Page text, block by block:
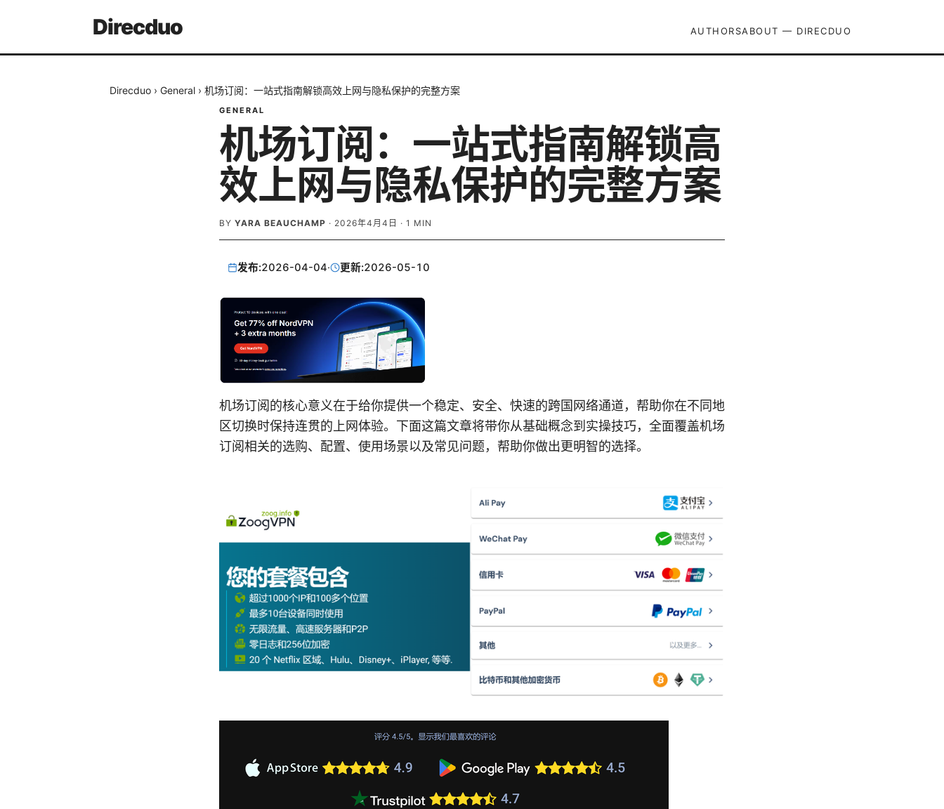
Direcduo AUTHORSABOUT — DIRECDUO
Direcduo › General › 机场订阅：一站式指南解锁高效上网与隐私保护的完整方案
GENERAL
机场订阅：一站式指南解锁高
效上网与隐私保护的完整方案
BY YARA BEAUCHAMP · 2026年4月4日 · 1 MIN
发布:2026-04-04· 更新:2026-05-10
机场订阅的核心意义在于给你提供一个稳定、安全、快速的跨国网络通道，帮助你在不同地
区切换时保持连贯的上网体验。下面这篇文章将带你从基础概念到实操技巧，全面覆盖机场
订阅相关的选购、配置、使用场景以及常见问题，帮助你做出更明智的选择。